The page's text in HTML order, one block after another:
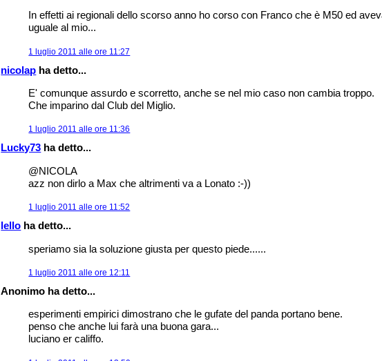
In effetti ai regionali dello scorso anno ho corso con Franco che è M50 ed
uguale al mio...
1 luglio 2011 alle ore 11:27
nicolap ha detto...
E' comunque assurdo e scorretto, anche se nel mio caso non cambia troppo.
Che imparino dal Club del Miglio.
1 luglio 2011 alle ore 11:36
Lucky73 ha detto...
@NICOLA
azz non dirlo a Max che altrimenti va a Lonato :-))
1 luglio 2011 alle ore 11:52
lello ha detto...
speriamo sia la soluzione giusta per questo piede......
1 luglio 2011 alle ore 12:11
Anonimo ha detto...
esperimenti empirici dimostrano che le gufate del panda portano bene.
penso che anche lui farà una buona gara...
luciano er califfo.